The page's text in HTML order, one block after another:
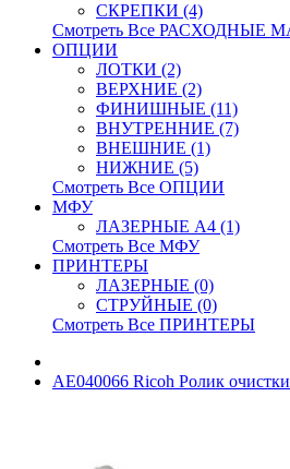
СКРЕПКИ (4)
Смотреть Все РАСХОДНЫЕ
ОПЦИИ
ЛОТКИ (2)
ВЕРХНИЕ (2)
ФИНИШНЫЕ (11)
ВНУТРЕННИЕ (7)
ВНЕШНИЕ (1)
НИЖНИЕ (5)
Смотреть Все ОПЦИИ
МФУ
ЛАЗЕРНЫЕ A4 (1)
Смотреть Все МФУ
ПРИНТЕРЫ
ЛАЗЕРНЫЕ (0)
СТРУЙНЫЕ (0)
Смотреть Все ПРИНТЕРЫ
AE040066 Ricoh Ролик